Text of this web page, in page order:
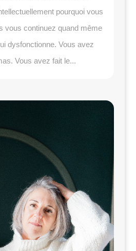
pourquoi vous
vous continuez quand même
dysfonctionne. Vous avez
Vous avez fait le...